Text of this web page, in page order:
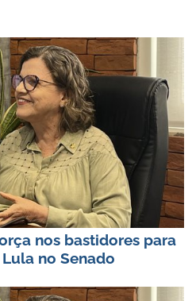
nos bastidores para
no Senado